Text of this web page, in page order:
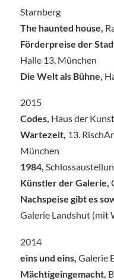
Starnberg
The haunted house,
Förderpreise der
Halle 13, München
Die Welt als Bühne,
2015
Codes, Haus der
Wartezeit, 13.
München
1984,
Künstler der Galerie,
Nachspeise gibt es
Galerie Landshut (mit
2014
eins und eins, Galerie
Mächtigeingemacht,